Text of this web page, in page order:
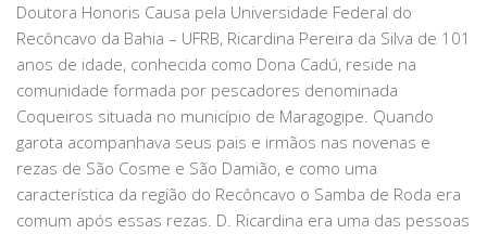
Doutora Honoris Causa pela Universidade Federal do
Recôncavo da Bahia – UFRB, Ricardina Pereira da Silva de 101
anos de idade, conhecida como Dona Cadú, reside na
comunidade formada por pescadores denominada
Coqueiros situada no município de Maragogipe. Quando
garota acompanhava seus pais e irmãos nas novenas e
rezas de São Cosme e São Damião, e como uma
característica da região do Recôncavo o Samba de Roda era
comum após essas rezas. D. Ricardina era uma das pessoas